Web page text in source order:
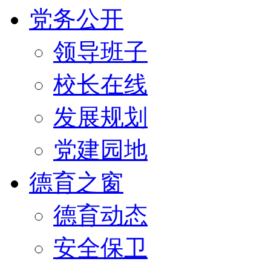
党务公开
领导班子
校长在线
发展规划
党建园地
德育之窗
德育动态
安全保卫